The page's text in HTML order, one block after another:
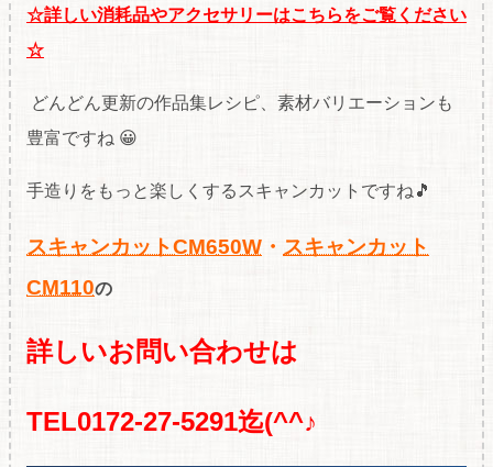
☆詳しい消耗品やアクセサリーはこちらをご覧ください
☆
どんどん更新の作品集レシピ、素材バリエーションも
豊富ですね 😀
手造りをもっと楽しくするスキャンカットですね🎵
スキャンカットCM650W ・ スキャンカット
CM110の
詳しいお問い合わせは
TEL0172-27-5291迄(^^♪